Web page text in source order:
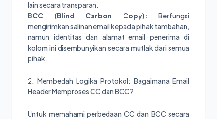
lain secara transparan.
BCC (Blind Carbon Copy): Berfungsi
mengirimkan salinan email kepada pihak tambahan,
namun identitas dan alamat email penerima di
kolom ini disembunyikan secara mutlak dari semua
pihak.
2. Membedah Logika Protokol: Bagaimana Email
Header Memproses CC dan BCC?
Untuk memahami perbedaan CC dan BCC secara